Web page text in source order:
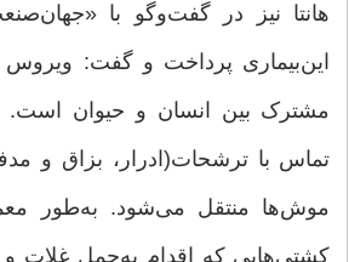
‌هانتا نیز در گفت‌وگو با
این‌بیماری پرداخت و گفت: ویروس
مشترک بین انسان و حیوان است.
تماس با ترشحات(ادرار، بزاق و
موش‌ها منتقل می‌شود. به‌طور
کشتی‌هایی که اقدام به‌حمل غلات و